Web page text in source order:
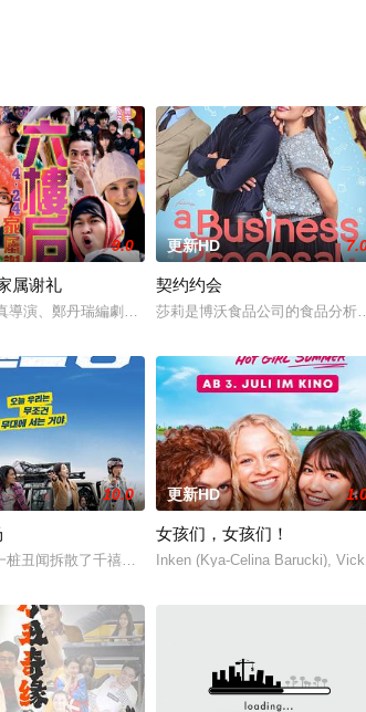
9.0
属谢礼
導演、鄭丹瑞編劇的喜劇《六樓后座》拍出香港新一代
更新HD
契约约会
莎莉是博沃食品公司的食品分析
10.0
桩丑闻拆散了千禧年初期当红的韩国流行三人团体。如
更新HD
女孩们，女孩们！
Inken (Kya-Celina Barucki),